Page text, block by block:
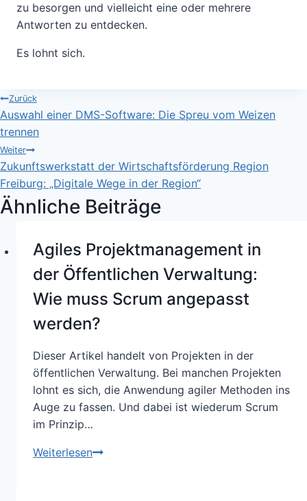
zu besorgen und vielleicht eine oder mehrere
Antworten zu entdecken.
Es lohnt sich.
Beitragsnavigation
Zurück
Auswahl einer DMS-Software: Die Spreu vom Weizen
trennen
Weiter
Zukunftswerkstatt der Wirtschaftsförderung Region
Freiburg: „Digitale Wege in der Region“
Ähnliche Beiträge
Agiles Projektmanagement in
der Öffentlichen Verwaltung:
Wie muss Scrum angepasst
werden?
Dieser Artikel handelt von Projekten in der
öffentlichen Verwaltung. Bei manchen Projekten
lohnt es sich, die Anwendung agiler Methoden ins
Auge zu fassen. Und dabei ist wiederum Scrum
im Prinzip…
WeiterlesenAgiles